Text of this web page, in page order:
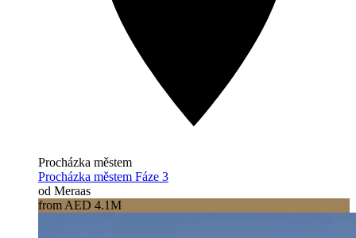
Procházka městem
Procházka městem Fáze 3
od Meraas
from AED 4.1M